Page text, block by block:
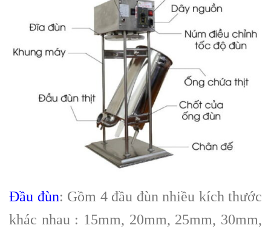
Đầu đùn: Gồm 4 đầu đùn nhiều kích thước
khác nhau : 15mm, 20mm, 25mm, 30mm,